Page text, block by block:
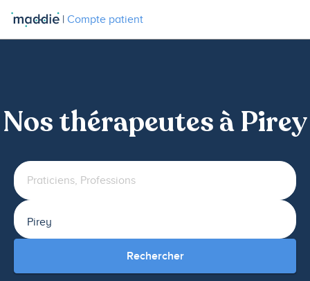
|Compte patient
Nos thérapeutes à Pirey
Rechercher